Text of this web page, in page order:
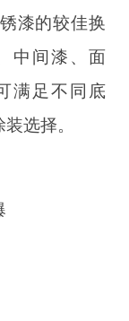
漆的较佳换
中间漆、面
满足不同底
选择。